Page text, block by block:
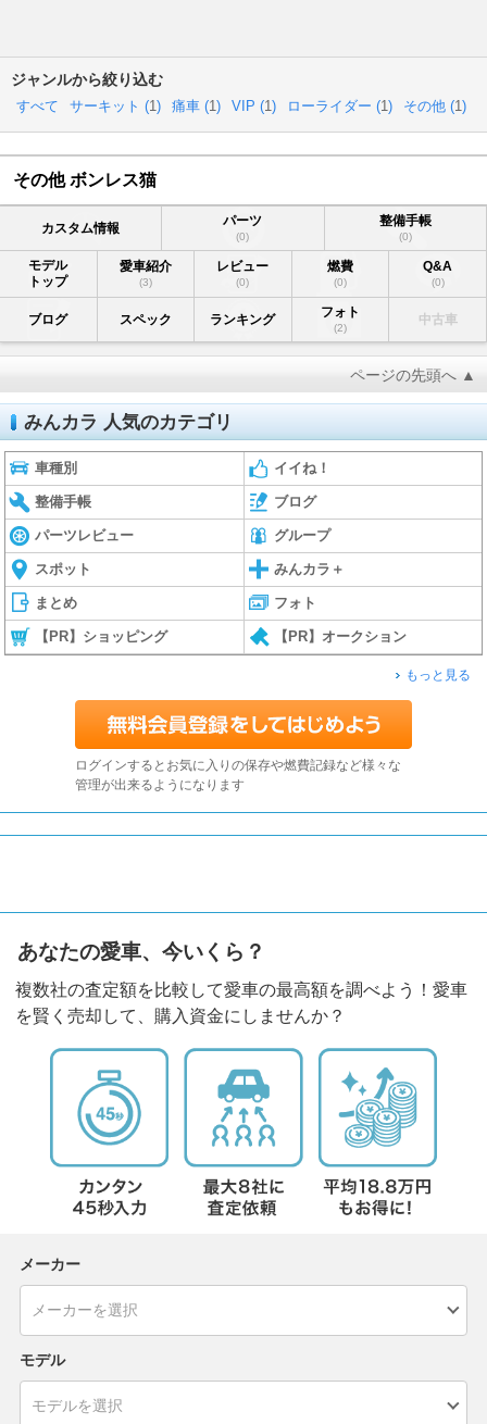
ジャンルから絞り込む
すべて サーキット (1) 痛車 (1) VIP (1) ローライダー (1) その他 (1)
その他 ボンレス猫
カスタム情報 パーツ
(0)
整備手帳
(0)
モデル
トップ
愛車紹介
(3)
レビュー
(0)
燃費
(0)
Q&A
(0)
ブログ スペック ランキング フォト
(2)
中古車
ページの先頭へ ▲
みんカラ 人気のカテゴリ
車種別 イイね！
整備手帳 ブログ
パーツレビュー グループ
スポット みんカラ＋
まとめ フォト
【PR】ショッピング 【PR】オークション
もっと見る
ログインするとお気に入りの保存や燃費記録など様々な
管理が出来るようになります
あなたの愛車、今いくら？
複数社の査定額を比較して愛車の最高額を調べよう！愛車
を賢く売却して、購入資金にしませんか？
メーカー
モデル